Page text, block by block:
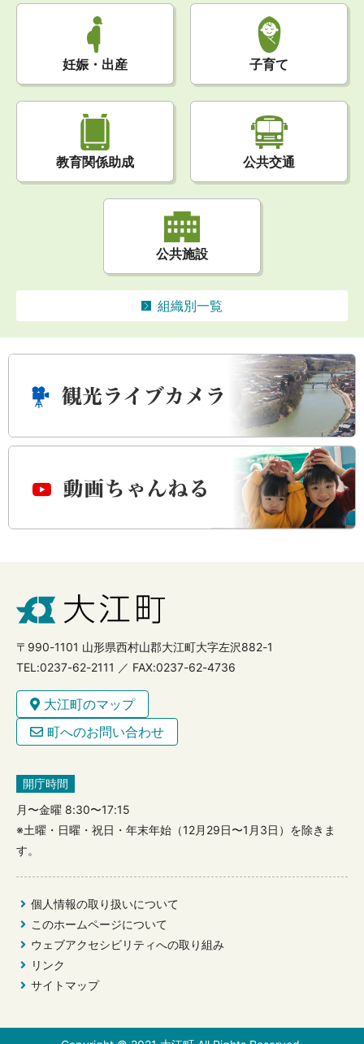
妊娠・出産 子育て
教育関係助成 公共交通
公共施設
組織別一覧
〒990-1101 山形県西村山郡大江町大字左沢882-1
TEL:0237-62-2111 ／ FAX:0237-62-4736
大江町のマップ
町へのお問い合わせ
開庁時間
月〜金曜 8:30〜17:15
※土曜・日曜・祝日・年末年始（12月29日〜1月3日）を除きま
す。
個人情報の取り扱いについて
このホームページについて
ウェブアクセシビリティへの取り組み
リンク
サイトマップ